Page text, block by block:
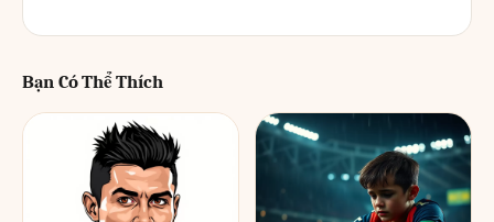
Bạn Có Thể Thích